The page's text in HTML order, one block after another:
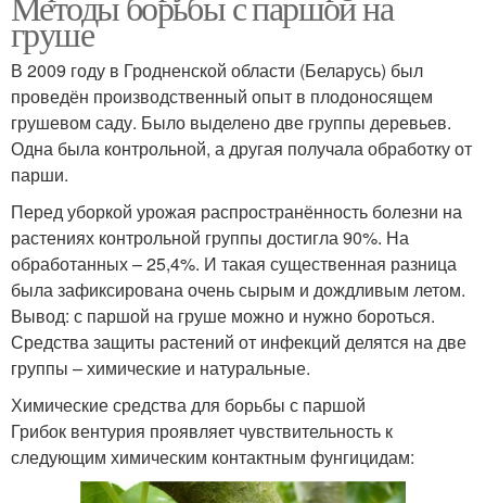
груше
В 2009 году в Гродненской области (Беларусь) был
проведён производственный опыт в плодоносящем
грушевом саду. Было выделено две группы деревьев.
Одна была контрольной, а другая получала обработку от
парши.
Перед уборкой урожая распространённость болезни на
растениях контрольной группы достигла 90%. На
обработанных – 25,4%. И такая существенная разница
была зафиксирована очень сырым и дождливым летом.
Вывод: с паршой на груше можно и нужно бороться.
Средства защиты растений от инфекций делятся на две
группы – химические и натуральные.
Химические средства для борьбы с паршой
Грибок вентурия проявляет чувствительность к
следующим химическим контактным фунгицидам: